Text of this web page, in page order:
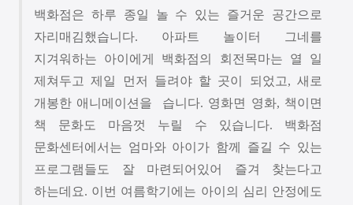
백화점은 하루 종일 놀 수 있는 즐거운 공간으로
자리매김했습니다. 아파트 놀이터 그네를
지겨워하는 아이에게 백화점의 회전목마는 열 일
제쳐두고 제일 먼저 들려야 할 곳이 되었고,새로
개봉한 애니메이션을
습니다. 영화면 영화, 책이면
책 문화도 마음껏 누릴 수 있습니다. 백화점
문화센터에서는 엄마와 아이가 함께 즐길 수 있는
프로그램들도 잘 마련되어있어 즐겨 찾는다고
하는데요. 이번 여름학기에는 아이의 심리 안정에도